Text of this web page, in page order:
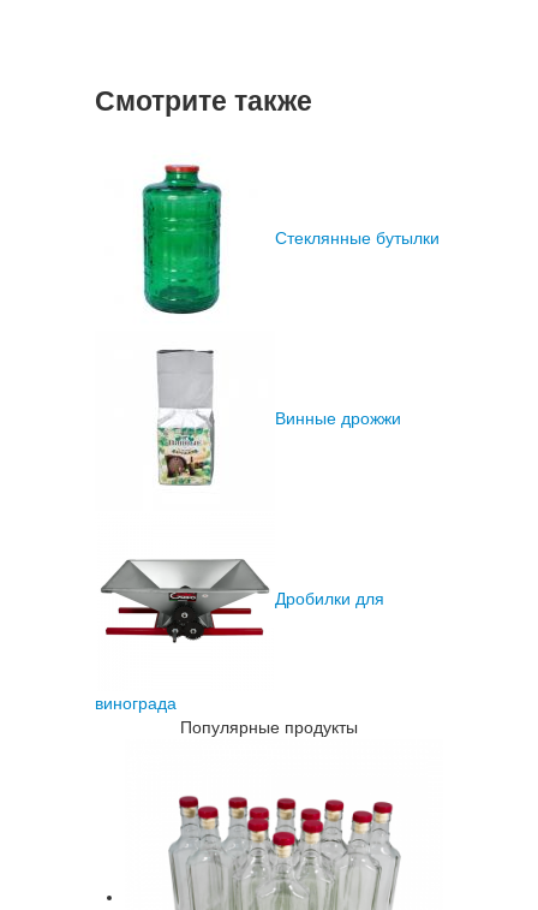
Смотрите также
Стеклянные бутылки
Винные дрожжи
Дробилки для
винограда
Популярные продукты